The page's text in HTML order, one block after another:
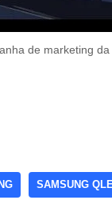
de marketing da
SAMSUNG